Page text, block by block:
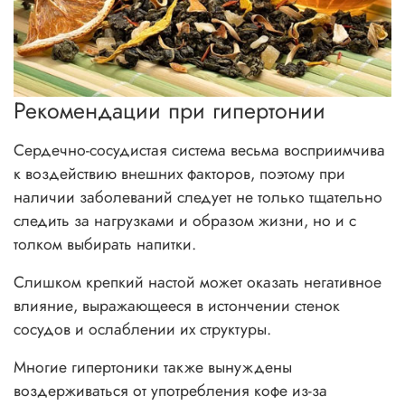
Рекомендации при гипертонии
Сердечно-сосудистая система весьма восприимчива
к воздействию внешних факторов, поэтому при
наличии заболеваний следует не только тщательно
следить за нагрузками и образом жизни, но и с
толком выбирать напитки.
Слишком крепкий настой может оказать негативное
влияние, выражающееся в истончении стенок
сосудов и ослаблении их структуры.
Многие гипертоники также вынуждены
воздерживаться от употребления кофе из-за